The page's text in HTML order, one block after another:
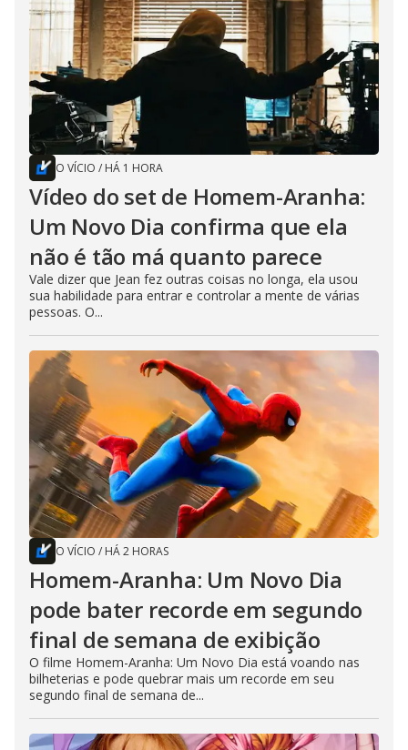
O VÍCIO / HÁ 1 HORA
Vídeo do set de Homem-Aranha:
Um Novo Dia confirma que ela
não é tão má quanto parece
Vale dizer que Jean fez outras coisas no longa, ela usou
sua habilidade para entrar e controlar a mente de várias
pessoas. O...
O VÍCIO / HÁ 2 HORAS
Homem-Aranha: Um Novo Dia
pode bater recorde em segundo
final de semana de exibição
O filme Homem-Aranha: Um Novo Dia está voando nas
bilheterias e pode quebrar mais um recorde em seu
segundo final de semana de...